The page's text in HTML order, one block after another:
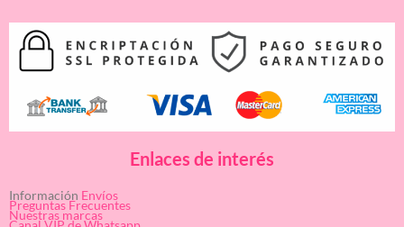
Enlaces de interés
Información Envíos
Preguntas Frecuentes
Nuestras marcas